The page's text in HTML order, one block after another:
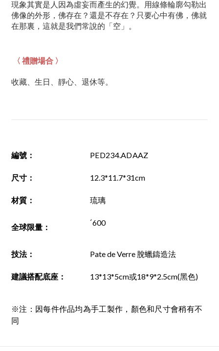
現象其實是人因為虛妄而產生的幻覺。用線條輪廓勾勒出
佛像的外形，佛存在？還是不存在？只要心中有佛，佛就
在那裏，這就是我們常說的「空」。
〈 禮贈場合 〉
收藏、生日、靜心、退休等。
編號 ： PED234.ADAAZ
尺寸 ： 12.3*11.7*31cm
材質 ： 琉璃
全球限量： ˊ600
技法： Pate de Verre 脫蠟鑄造法
建議搭配底座 ： 13*13*5cm或18*9*2.5cm(黑色)
※注：因每件作品均為手工製作，顏色和尺寸會稍有不
同